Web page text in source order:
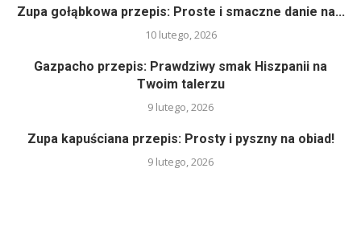
Zupa gołąbkowa przepis: Proste i smaczne danie na...
10 lutego, 2026
Gazpacho przepis: Prawdziwy smak Hiszpanii na
Twoim talerzu
9 lutego, 2026
Zupa kapuściana przepis: Prosty i pyszny na obiad!
9 lutego, 2026